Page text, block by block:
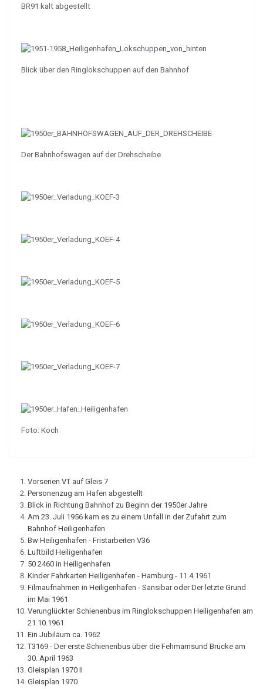
BR91 kalt abgestellt
Blick über den Ringlokschuppen auf den Bahnhof
Der Bahnhofswagen auf der Drehscheibe
Foto: Koch
Vorserien VT auf Gleis 7
Personenzug am Hafen abgestellt
Blick in Richtung Bahnhof zu Beginn der 1950er Jahre
Am 23. Juli 1956 kam es zu einem Unfall in der Zufahrt zum
Bahnhof Heiligenhafen
Bw Heiligenhafen - Fristarbeiten V36
Luftbild Heiligenhafen
50 2460 in Heiligenhafen
Kinder Fahrkarten Heiligenhafen - Hamburg - 11.4.1961
Filmaufnahmen in Heiligenhafen - Sansibar oder Der letzte Grund
im Mai 1961
Verunglückter Schienenbus im Ringlokschuppen Heiligenhafen am
21.10.1961
Ein Jubiläum ca. 1962
T3169 - Der erste Schienenbus über die Fehmarnsund Brücke am
30. April 1963
Gleisplan 1970 II
Gleisplan 1970